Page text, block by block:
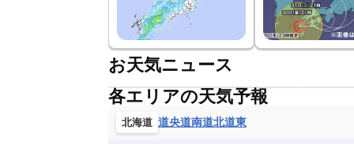
お天気ニュース
各エリアの天気予報
北海道 道央道南道北道東